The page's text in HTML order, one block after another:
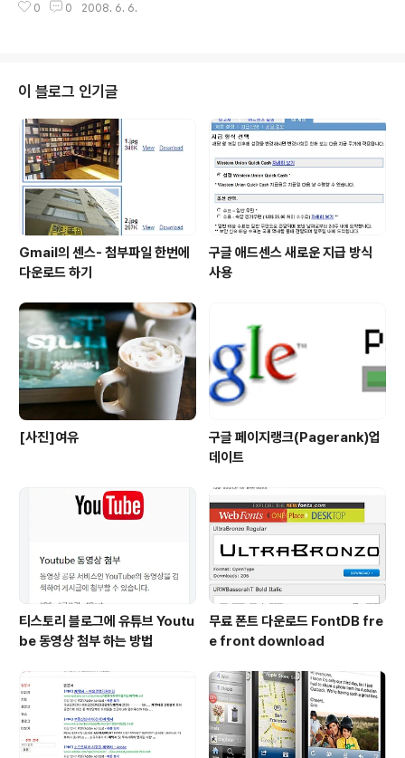
쏟아부을 준비가 되어 있다. 7. 나는 나를 부자로 인도 할 수
상황에 사용하시면 됩니다. This is an online viewer,
your computer, the viewer will try to retrieve th
e document, convert it and show it to you. No pl
ugin software is required. 영..
0 0 2008. 6. 6.
이 블로그 인기글
Gmail의 센스- 첨부파일 한번에
다운로드 하기
구글 애드센스 새로운 지급 방식
사용
[사진]여유
구글 페이지랭크(Pagerank)업
데이트
티스토리 블로그에 유튜브 Youtu
be 동영상 첨부 하는 방법
무료 폰트 다운로드 FontDB fre
e front download